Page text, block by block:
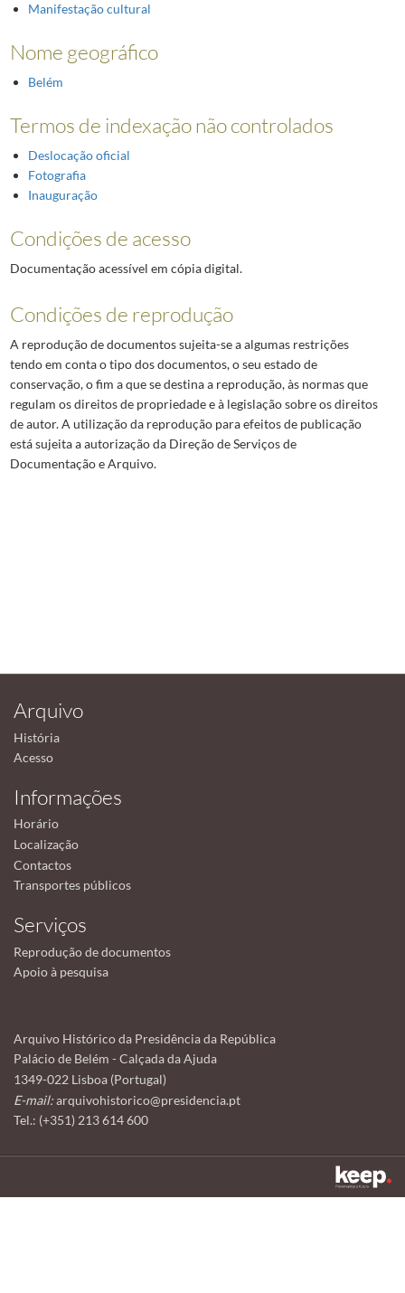
Manifestação cultural
Nome geográfico
Belém
Termos de indexação não controlados
Deslocação oficial
Fotografia
Inauguração
Condições de acesso
Documentação acessível em cópia digital.
Condições de reprodução
A reprodução de documentos sujeita-se a algumas restrições
tendo em conta o tipo dos documentos, o seu estado de
conservação, o fim a que se destina a reprodução, às normas que
regulam os direitos de propriedade e à legislação sobre os direitos
de autor. A utilização da reprodução para efeitos de publicação
está sujeita a autorização da Direção de Serviços de
Documentação e Arquivo.
Arquivo
História
Acesso
Informações
Horário
Localização
Contactos
Transportes públicos
Serviços
Reprodução de documentos
Apoio à pesquisa
Arquivo Histórico da Presidência da República
Palácio de Belém - Calçada da Ajuda
1349-022 Lisboa (Portugal)
E-mail:arquivohistorico@presidencia.pt
Tel.: (+351) 213 614 600